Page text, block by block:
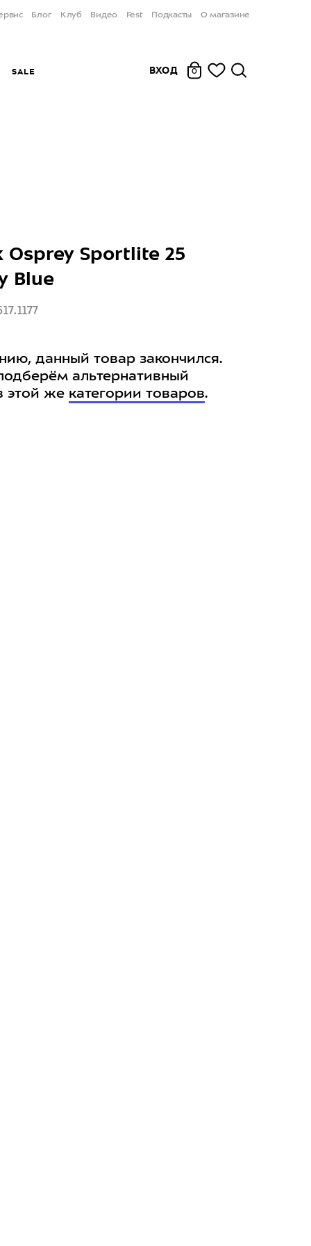
Блог Клуб Видео Fest Подкасты О магазине
SALE ВХОД 0
Osprey Sportlite 25
Blue
данный товар закончился.
альтернативный
этой же категории товаров.